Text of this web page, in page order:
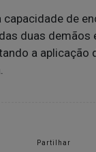
capacidade de
duas demãos
a aplicação
Partilhar